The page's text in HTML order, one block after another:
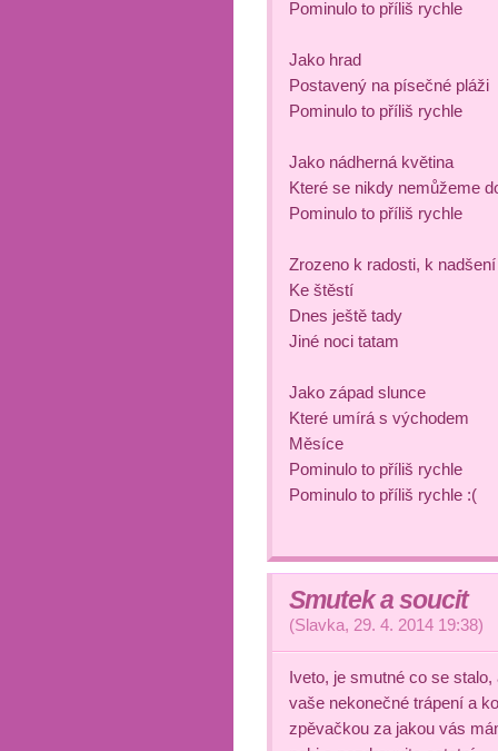
Pominulo to příliš rychle
Jako hrad
Postavený na písečné pláži
Pominulo to příliš rychle
Jako nádherná květina
Které se nikdy nemůžeme
Pominulo to příliš rychle
Zrozeno k radosti, k nadšení
Ke štěstí
Dnes ještě tady
Jiné noci tatam
Jako západ slunce
Které umírá s východem
Měsíce
Pominulo to příliš rychle
Pominulo to příliš rychle :(
Smutek a soucit
(Slavka, 29. 4. 2014 19:38)
Iveto, je smutné co se
vaše nekonečné trápení a
zpěvačkou za jakou vás